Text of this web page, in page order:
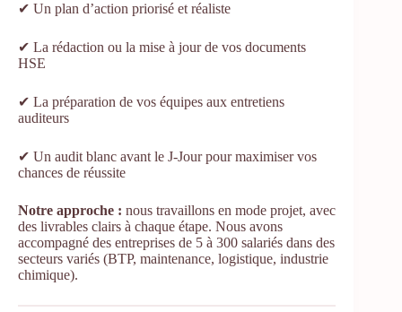
✔ Un plan d’action priorisé et réaliste
✔ La rédaction ou la mise à jour de vos documents
HSE
✔ La préparation de vos équipes aux entretiens
auditeurs
✔ Un audit blanc avant le J-Jour pour maximiser vos
chances de réussite
Notre approche : nous travaillons en mode projet, avec
des livrables clairs à chaque étape. Nous avons
accompagné des entreprises de 5 à 300 salariés dans des
secteurs variés (BTP, maintenance, logistique, industrie
chimique).